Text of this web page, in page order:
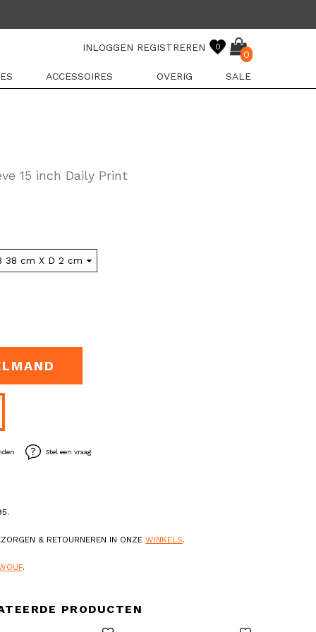
INLOGGEN REGISTREREN 0
0
ACCESSOIRES OVERIG SALE
15 inch Daily Print
Stel een vraag
& RETOURNEREN IN ONZE WINKELS.
.
PRODUCTEN